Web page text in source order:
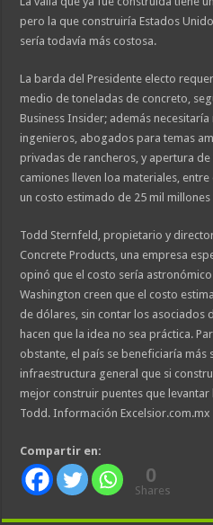
pero la que construiría Estados
sería todavía más costosa.
La barda del Presidente electo
medio de toneladas de concreto,
Business Insider; además
ingenieros, abogados para temas
privadas de rancheros, y apertura
camiones lleven loa materiales,
un costo estimado de 25 mil
Todd Sternfeld, propietario y
Concrete Products, una empresa
opinó que el costo sería
Washington creen que el costo
de dólares, sin contar los asociados
hacen que la idea no sea práctica.
obstante, el país se beneficiaría más
infraestructura general que si
mejor construir puentes que
Todd. Información Excelsior.com.mx
Compartir en:
0
Shares